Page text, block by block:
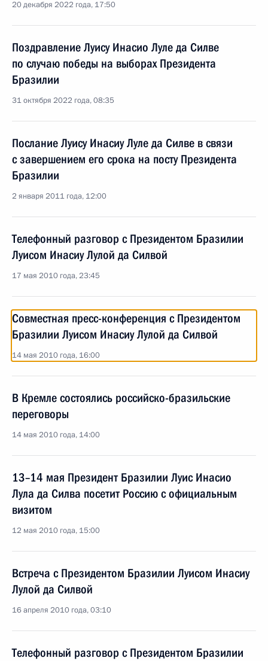
20 декабря 2022 года, 17:50
Поздравление Луису Инасио Луле да Силве
по случаю победы на выборах Президента
Бразилии
31 октября 2022 года, 08:35
Послание Луису Инасиу Луле да Силве в связи
с завершением его срока на посту Президента
Бразилии
2 января 2011 года, 12:00
Телефонный разговор с Президентом Бразилии
Луисом Инасиу Лулой да Силвой
17 мая 2010 года, 23:45
Совместная пресс-конференция с Президентом
Бразилии Луисом Инасиу Лулой да Силвой
14 мая 2010 года, 16:00
В Кремле состоялись российско-бразильские
переговоры
14 мая 2010 года, 14:00
13–14 мая Президент Бразилии Луис Инасио
Лула да Силва посетит Россию с официальным
визитом
12 мая 2010 года, 15:00
Встреча с Президентом Бразилии Луисом Инасиу
Лулой да Силвой
16 апреля 2010 года, 03:10
Телефонный разговор с Президентом Бразилии